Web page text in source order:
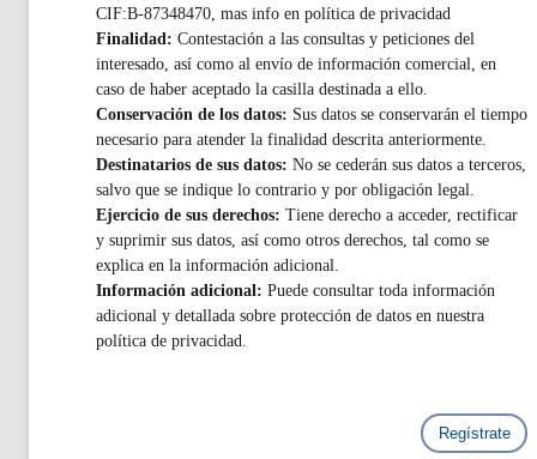
CIF:B-87348470, mas info en política de privacidad
Finalidad: Contestación a las consultas y peticiones del
interesado, así como al envío de información comercial, en
caso de haber aceptado la casilla destinada a ello.
Conservación de los datos: Sus datos se conservarán el tiempo
necesario para atender la finalidad descrita anteriormente.
Destinatarios de sus datos: No se cederán sus datos a terceros,
salvo que se indique lo contrario y por obligación legal.
Ejercicio de sus derechos: Tiene derecho a acceder, rectificar
y suprimir sus datos, así como otros derechos, tal como se
explica en la información adicional.
Información adicional: Puede consultar toda información
adicional y detallada sobre protección de datos en nuestra
política de privacidad.
Regístrate